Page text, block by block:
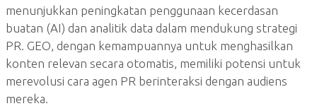
menunjukkan peningkatan penggunaan kecerdasan
buatan (AI) dan analitik data dalam mendukung strategi
PR. GEO, dengan kemampuannya untuk menghasilkan
konten relevan secara otomatis, memiliki potensi untuk
merevolusi cara agen PR berinteraksi dengan audiens
mereka.